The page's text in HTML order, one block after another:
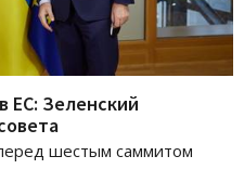
ЕС: Зеленский
шестым саммитом